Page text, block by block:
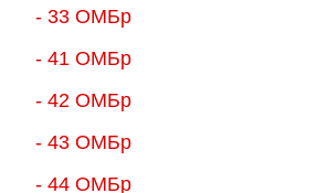
- 33 ОМБр
- 41 ОМБр
- 42 ОМБр
- 43 ОМБр
- 44 ОМБр